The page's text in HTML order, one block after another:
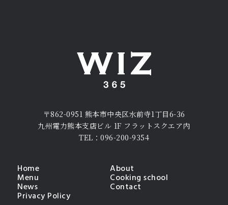
〒862-0951 熊本市中央区水前寺1丁目6-36
九州電力熊本支店ビル 1F フラットスクエア内
TEL：096-200-9354
Home About
Menu Cooking school
News Contact
Privacy Policy